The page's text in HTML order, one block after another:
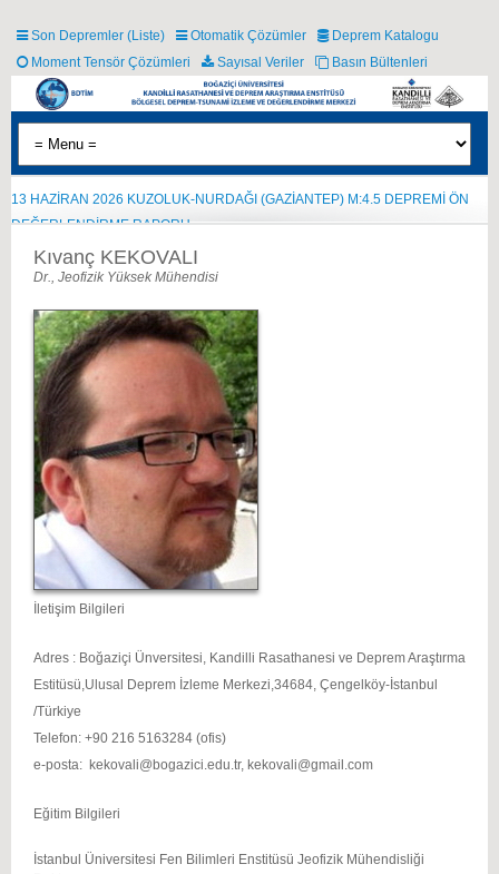
Son Depremler (Liste) Otomatik Çözümler
Deprem Katalogu
Moment Tensör Çözümleri
Sayısal Veriler Basın Bültenleri
13 HAZİRAN 2026 KUZOLUK-NURDAĞI (GAZİANTEP) M:4.5 DEPREMİ ÖN
DEĞERLENDİRME RAPORU
Kıvanç KEKOVALI
Dr., Jeofizik Yüksek Mühendisi
İletişim Bilgileri
Adres : Boğaziçi Ünversitesi, Kandilli Rasathanesi ve Deprem Araştırma
Estitüsü,Ulusal Deprem İzleme Merkezi,34684, Çengelköy-İstanbul
/Türkiye
Telefon: +90 216 5163284 (ofis)
e-posta: kekovali@bogazici.edu.tr, kekovali@gmail.com
Eğitim Bilgileri
İstanbul Üniversitesi Fen Bilimleri Enstitüsü Jeofizik Mühendisliği